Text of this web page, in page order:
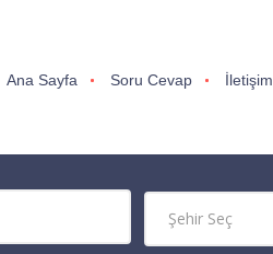
Ana Sayfa Soru Cevap İletişim